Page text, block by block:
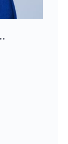
Yumar Tudela